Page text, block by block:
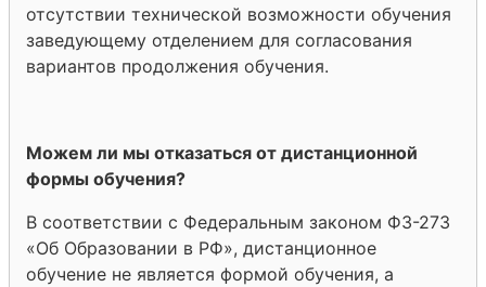
отсутствии технической возможности обучения
заведующему отделением для согласования
вариантов продолжения обучения.
Можем ли мы отказаться от дистанционной
формы обучения?
В соответствии с Федеральным законом ФЗ-273
«Об Образовании в РФ», дистанционное
обучение не является формой обучения, а